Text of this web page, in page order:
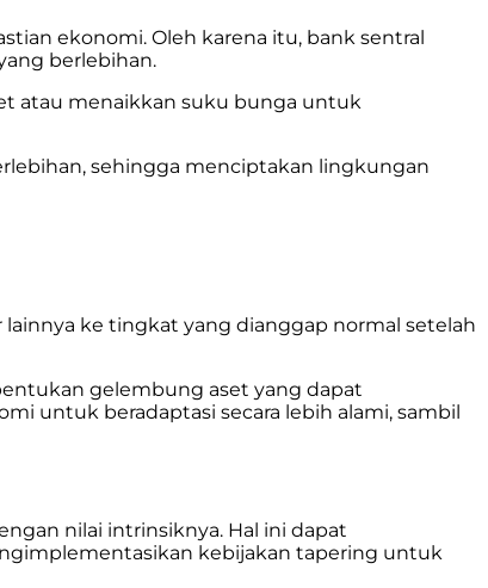
ekonomi. Oleh karena itu, bank sentral
berlebihan.
atau menaikkan suku bunga untuk
sehingga menciptakan lingkungan
ke tingkat yang dianggap normal setelah
gelembung aset yang dapat
untuk beradaptasi secara lebih alami, sambil
nilai intrinsiknya. Hal ini dapat
kebijakan tapering untuk